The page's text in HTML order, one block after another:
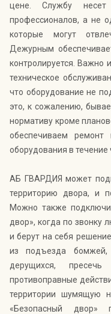
цене. Службу
профессионалов, а не
которые могут
Дежурным
контролируется. Важно
техническое
что оборудование не
это, к сожалению,
нормативу кроме
обеспечиваем
оборудования в
АБ ГВАРДИЯ может
территорию двора, и
Можно также
двор», когда по звонку
и берут на себя
из подъезда бомжей,
дерущихся,
противоправные
территории шумящую
«Безопасный двор»